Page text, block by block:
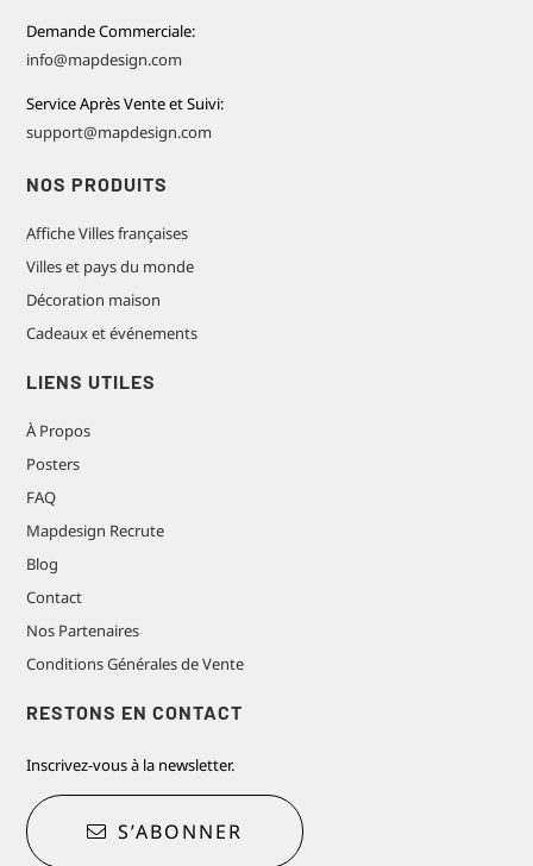
Demande Commerciale:
info@mapdesign.com
Service Après Vente et Suivi:
support@mapdesign.com
NOS PRODUITS
Affiche Villes françaises
Villes et pays du monde
Décoration maison
Cadeaux et événements
LIENS UTILES
À Propos
Posters
FAQ
Mapdesign Recrute
Blog
Contact
Nos Partenaires
Conditions Générales de Vente
RESTONS EN CONTACT
Inscrivez-vous à la newsletter.
S’ABONNER